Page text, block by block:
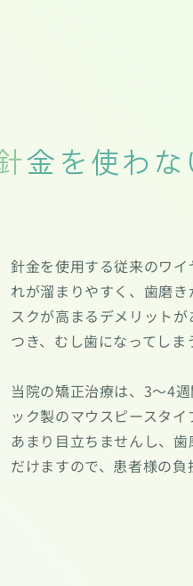
針金を使わ
針金を使用する従来のワ
れが溜まりやすく、歯磨
スクが高まるデメリット
つき、むし歯になってしま
当院の矯正治療は、3〜4
ック製のマウスピースタイ
あまり目立ちませんし、
だけますので、患者様の負